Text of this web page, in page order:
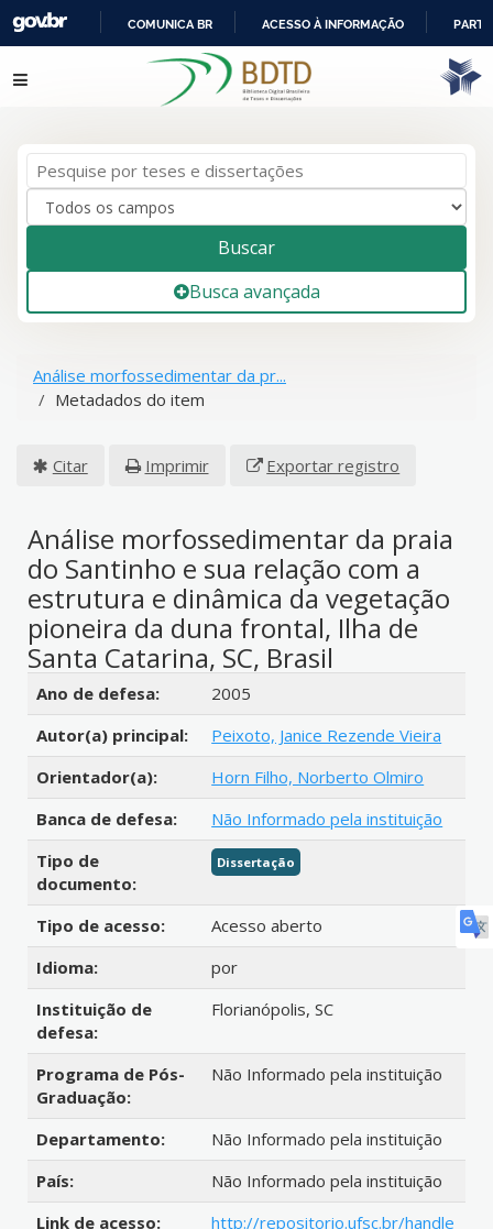
IR
PARA
COMUNICA BR ACESSO À INFORMAÇÃO
Pular para o conteúdo
Buscar
Busca avançada
Análise morfossedimentar da pr...
Metadados do item
Citar Imprimir Exportar registro
Análise morfossedimentar da praia
do Santinho e sua relação com a
estrutura e dinâmica da vegetação
pioneira da duna frontal, Ilha de
Santa Catarina, SC, Brasil
Detalhes bibliográficos
Ano de defesa:
2005
Autor(a) principal:
Peixoto, Janice Rezende Vieira
Orientador(a):
Horn Filho, Norberto Olmiro
Banca de defesa:
Não Informado pela instituição
Tipo de
documento:
Dissertação
Tipo de acesso:
Acesso aberto
Idioma:
por
Instituição de
defesa:
Florianópolis, SC
Programa de Pós-
Graduação:
Não Informado pela instituição
Departamento:
Não Informado pela instituição
País:
Não Informado pela instituição
Link de acesso:
http://repositorio.ufsc.br/handle